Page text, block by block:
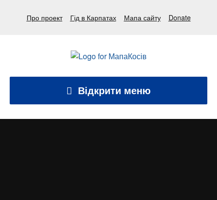
Про проект Гід в Карпатах Мапа сайту Donate
Відкрити меню